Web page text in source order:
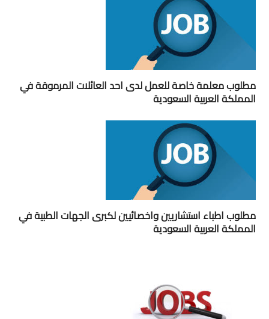
مطلوب معلمة خاصة للعمل لدى احد العائلات المرموقة في
المملكة العربية السعودية
مطلوب اطباء استشاريين واخصائيين لكبرى الجهات الطبية في
المملكة العربية السعودية